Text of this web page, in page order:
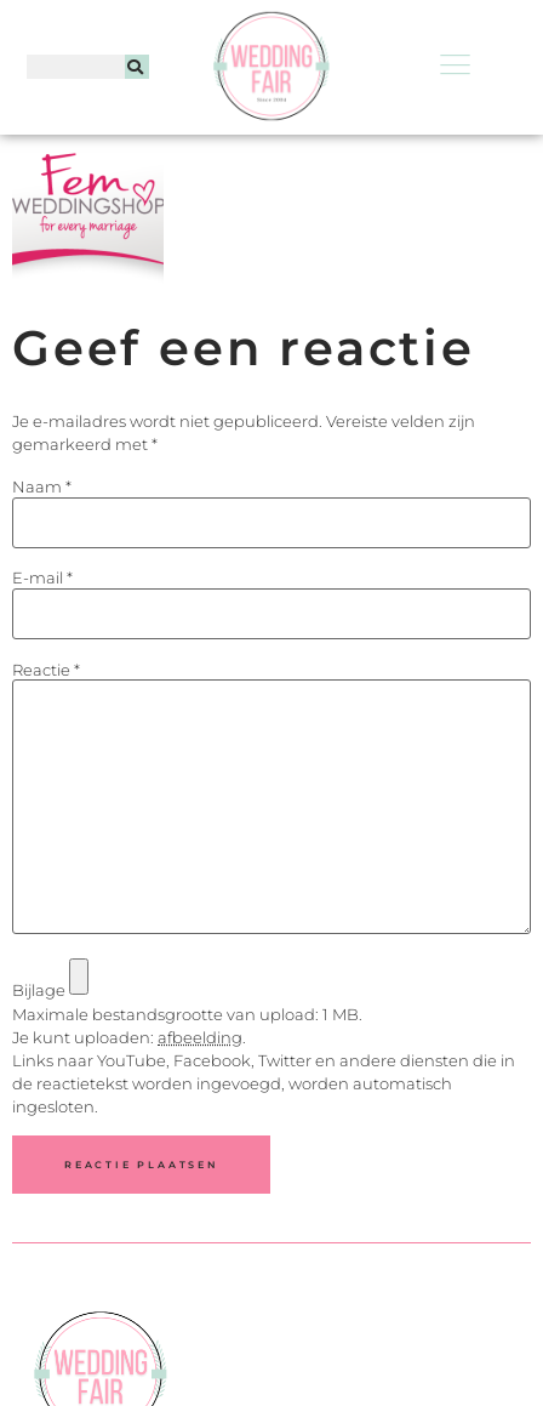
Geef een reactie
Je e-mailadres wordt niet gepubliceerd. Vereiste velden zijn
gemarkeerd met*
Naam *
E-mail *
Reactie *
Bijlage
Maximale bestandsgrootte van upload: 1 MB.
Je kunt uploaden: afbeelding
Links naar YouTube, Facebook, Twitter en andere diensten die in
de reactietekst worden ingevoegd, worden automatisch
ingesloten.